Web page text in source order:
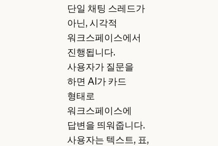
단일 채팅 스레드가
아닌, 시각적
워크스페이스에서
진행됩니다.
사용자가 질문을
하면 AI가 카드
형태로
워크스페이스에
답변을 띄워줍니다.
사용자는 텍스트, 표,